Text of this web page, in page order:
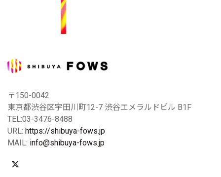
〒150-0042
東京都渋谷区宇田川町12-7 渋谷エメラルドビル B1F
TEL:03-3476-8488
URL: https://shibuya-fows.jp
MAIL: info@shibuya-fows.jp